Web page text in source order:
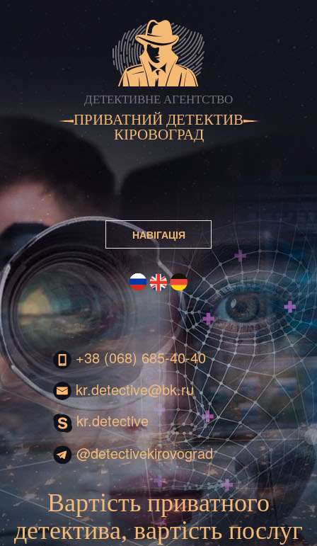
ДЕТЕКТИВНЕ АГЕНТСТВО
ПРИВАТНИЙ ДЕТЕКТИВ
КІРОВОГРАД
НАВІГАЦІЯ
+38 (068) 685-40-40
kr.detective@bk.ru
kr.detective
@detectivekirovograd
Вартість приватного
детектива, вартість послуг